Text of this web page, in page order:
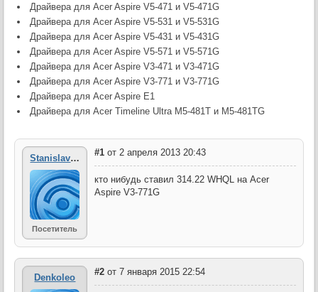
Драйвера для Acer Aspire V5-471 и V5-471G
Драйвера для Acer Aspire V5-531 и V5-531G
Драйвера для Acer Aspire V5-431 и V5-431G
Драйвера для Acer Aspire V5-571 и V5-571G
Драйвера для Acer Aspire V3-471 и V3-471G
Драйвера для Acer Aspire V3-771 и V3-771G
Драйвера для Acer Aspire E1
Драйвера для Acer Timeline Ultra M5-481T и M5-481TG
Stanislav31
Посетитель
#1 от 2 апреля 2013 20:43
кто нибудь ставил 314.22 WHQL на Acer
Aspire V3-771G
Denkoleo
#2 от 7 января 2015 22:54